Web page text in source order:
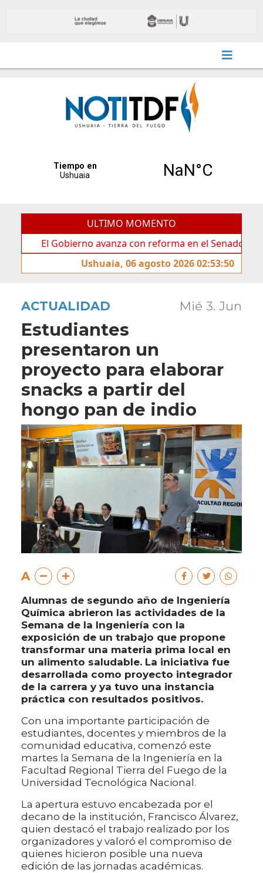
ULTIMO MOMENTO
El Gobierno avanza con reforma en el Senado
Ideas
Ushuaia, 06 agosto 2026 02:53:50
ACTUALIDAD Mié 3. Jun
Estudiantes
presentaron un
proyecto para elaborar
snacks a partir del
hongo pan de indio
A
Alumnas de segundo año de Ingeniería
Química abrieron las actividades de la
Semana de la Ingeniería con la
exposición de un trabajo que propone
transformar una materia prima local en
un alimento saludable. La iniciativa fue
desarrollada como proyecto integrador
de la carrera y ya tuvo una instancia
práctica con resultados positivos.
Con una importante participación de
estudiantes, docentes y miembros de la
comunidad educativa, comenzó este
martes la Semana de la Ingeniería en la
Facultad Regional Tierra del Fuego de la
Universidad Tecnológica Nacional.
La apertura estuvo encabezada por el
decano de la institución, Francisco Álvarez,
quien destacó el trabajo realizado por los
organizadores y valoró el compromiso de
quienes hicieron posible una nueva
edición de las jornadas académicas.